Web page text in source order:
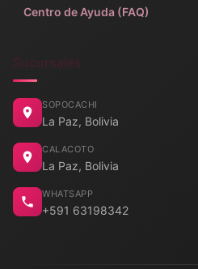
Centro de Ayuda (FAQ)
Sucursales
SOPOCACHI
La Paz, Bolivia
CALACOTO
La Paz, Bolivia
WHATSAPP
+591 63198342